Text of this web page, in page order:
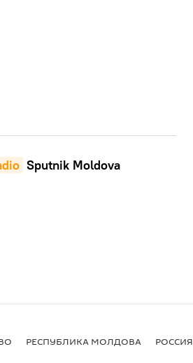
Sputnik Moldova
РЕСПУБЛИКА МОЛДОВА РОССИЯ